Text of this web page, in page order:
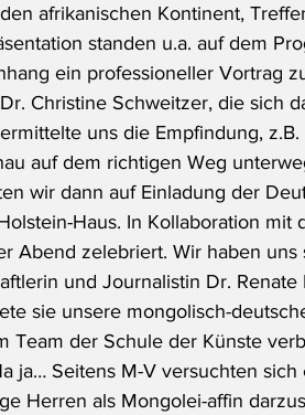
afrikanischen Kontinent,
standen u.a. auf dem
ein professioneller Vortrag
Christine Schweitzer, die sich
uns die Empfindung,
auf dem richtigen Weg
wir dann auf Einladung der
Haus. In Kollaboration mit
Abend zelebriert. Wir haben uns
und Journalistin Dr.
sie unsere mongolisch-
Team der Schule der Künste
ja… Seitens M-V versuchten
Herren als Mongolei-affin